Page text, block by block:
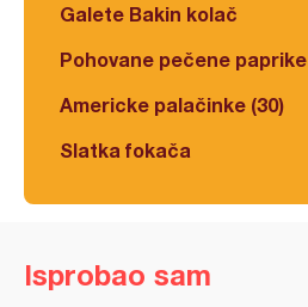
Galete Bakin kolač
Pohovane pečene paprike
Americke palačinke (30)
Slatka fokača
Isprobao sam